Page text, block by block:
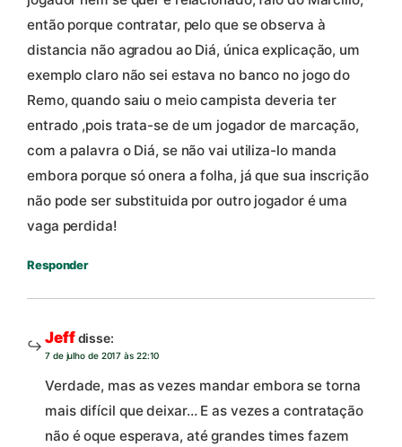
então porque contratar, pelo que se observa à
distancia não agradou ao Diá, única explicação, um
exemplo claro não sei estava no banco no jogo do
Remo, quando saiu o meio campista deveria ter
entrado ,pois trata-se de um jogador de marcação,
com a palavra o Diá, se não vai utiliza-lo manda
embora porque só onera a folha, já que sua inscrição
não pode ser substituida por outro jogador é uma
vaga perdida!
Responder
Jeffdisse:
7 de julho de 2017 às 22:10
Verdade, mas as vezes mandar embora se torna
mais difícil que deixar… E as vezes a contratação
não é oque esperava, até grandes times fazem